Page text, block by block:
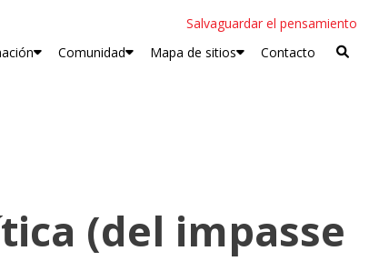
Salvaguardar el pensamiento
Comunidad Mapa de sitios Contacto
(del impasse